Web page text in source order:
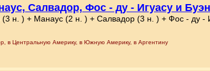
Салвадор, Фос - ду - Игуасу и
н. ) + Манаус (2 н. ) + Салвадор (3 н. ) + Фос - ду -
в Центральную Америку, в Южную Америку, в Аргентину